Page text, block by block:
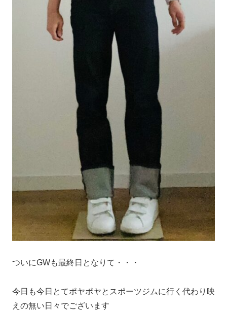
ついにGWも最終日となりて・・・
今日も今日とてポヤポヤとスポーツジムに行く代わり映
えの無い日々でございます